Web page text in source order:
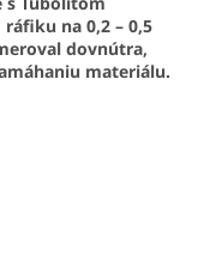
na 0,2 – 0,5
dovnútra,
materiálu.